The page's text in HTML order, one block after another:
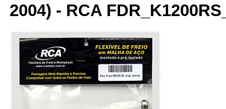
2004) - RCA